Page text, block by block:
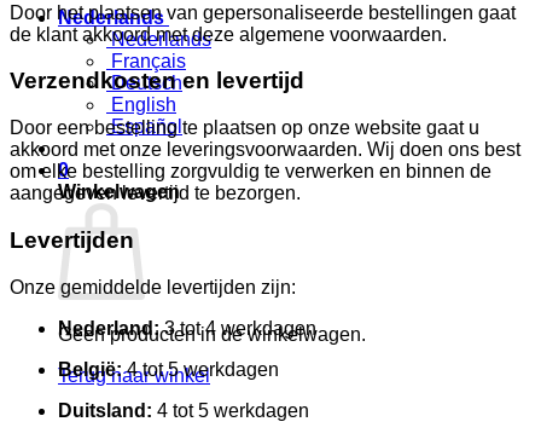
Nederlands
Nederlands
Français
Deutsch
English
Español
0
Winkelwagen
Geen producten in de winkelwagen.
Terug naar winkel
Door het plaatsen van gepersonaliseerde bestellingen gaat
de klant akkoord met deze algemene voorwaarden.
Verzendkosten en levertijd
Door een bestelling te plaatsen op onze website gaat u
akkoord met onze leveringsvoorwaarden. Wij doen ons best
om elke bestelling zorgvuldig te verwerken en binnen de
aangegeven levertijd te bezorgen.
Levertijden
Onze gemiddelde levertijden zijn:
Nederland:3 tot 4 werkdagen
België:4 tot 5 werkdagen
Duitsland: 4 tot 5 werkdagen